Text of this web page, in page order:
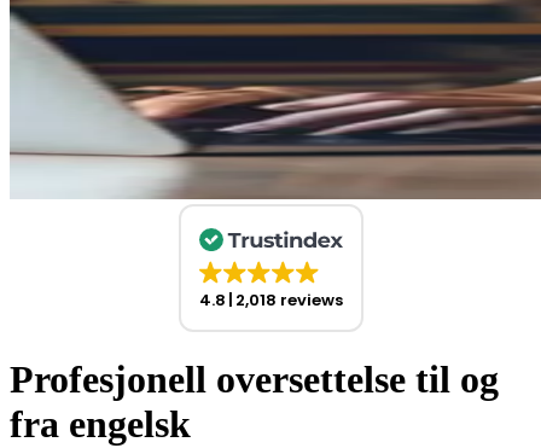
4.8 2,018 reviews
Profesjonell oversettelse til og
fra engelsk